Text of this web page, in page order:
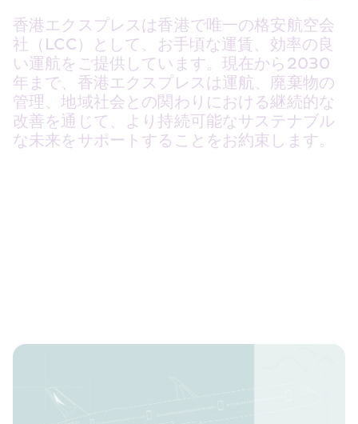
香港エクスプレスは香港で唯一の格安航空会
社（LCC）として、お手頃な運賃、効率の良
い運航をご提供しています。現在から2030
年まで、香港エクスプレスは運航、廃棄物の
管理、地域社会との関わりにおける継続的な
改善を通じて、より持続可能なサステナブル
な未来をサポートすることをお約束します。